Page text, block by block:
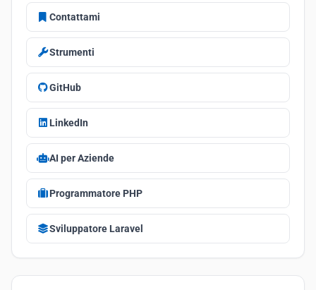
Contattami
Strumenti
GitHub
LinkedIn
AI per Aziende
Programmatore PHP
Sviluppatore Laravel